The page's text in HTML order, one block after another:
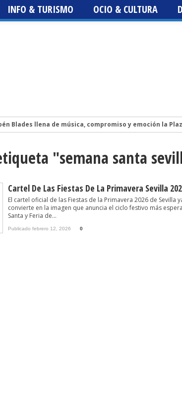
INFO & TURISMO OCIO & CULTURA
Blades llena de música, compromiso y emoción la
del Patio + Metrópolis 2026. Programación,
3.0 – Icónica Sevilla Fest 2026
Prodigy – Icónica Sevilla Fest 2026
"semana santa
Cartel De Las Fiestas De La Primavera Sevilla
El cartel oficial de las Fiestas de la Primavera 2026 de Sevilla
convierte en la imagen que anuncia el ciclo festivo más
Santa y Feria de...
Publicado febrero 12, 2026 0